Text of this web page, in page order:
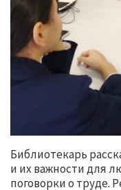
Библиотекарь
и их важности для
поговорки о труде.